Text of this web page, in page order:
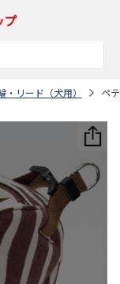
・リード（犬用） ペ